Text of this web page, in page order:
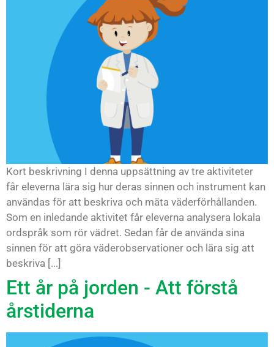
Kort beskrivning I denna uppsättning av tre aktiviteter
får eleverna lära sig hur deras sinnen och instrument kan
användas för att beskriva och mäta väderförhållanden.
Som en inledande aktivitet får eleverna analysera lokala
ordspråk som rör vädret. Sedan får de använda sina
sinnen för att göra väderobservationer och lära sig att
beskriva [...]
Ett år på jorden - Att förstå
årstiderna